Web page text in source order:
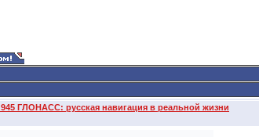
ГЛОНАСС: русская навигация в реальной жизни